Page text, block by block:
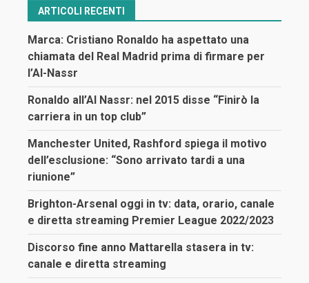
articoli
ARTICOLI RECENTI
Marca: Cristiano Ronaldo ha aspettato una
chiamata del Real Madrid prima di firmare per
l’Al-Nassr
Ronaldo all’Al Nassr: nel 2015 disse “Finirò la
carriera in un top club”
Manchester United, Rashford spiega il motivo
dell’esclusione: “Sono arrivato tardi a una
riunione”
Brighton-Arsenal oggi in tv: data, orario, canale
e diretta streaming Premier League 2022/2023
Discorso fine anno Mattarella stasera in tv:
canale e diretta streaming